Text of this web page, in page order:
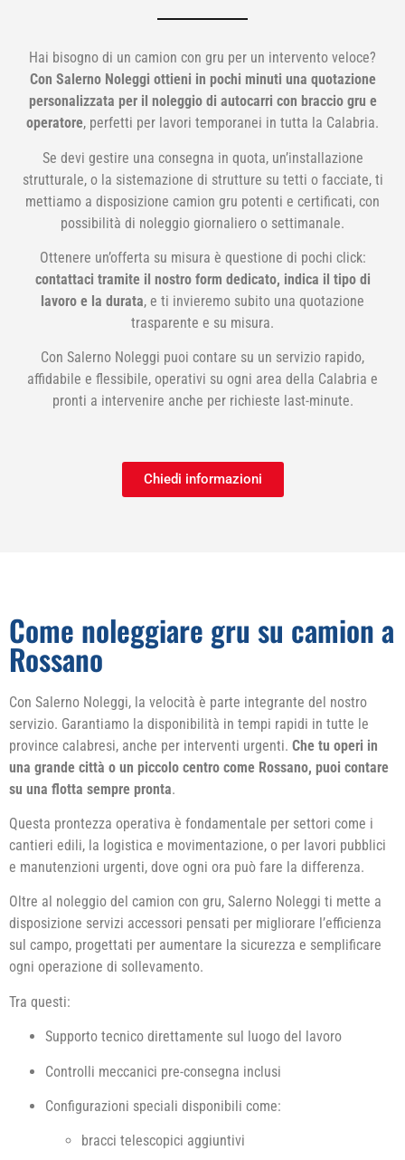
Hai bisogno di un camion con gru per un intervento veloce?
Con Salerno Noleggi ottieni in pochi minuti una quotazione
personalizzata per il noleggio di autocarri con braccio gru e
operatore, perfetti per lavori temporanei in tutta la Calabria.
Se devi gestire una consegna in quota, un’installazione
strutturale, o la sistemazione di strutture su tetti o facciate, ti
mettiamo a disposizione camion gru potenti e certificati, con
possibilità di noleggio giornaliero o settimanale.
Ottenere un’offerta su misura è questione di pochi click:
contattaci tramite il nostro form dedicato, indica il tipo di
lavoro e la durata, e ti invieremo subito una quotazione
trasparente e su misura.
Con Salerno Noleggi puoi contare su un servizio rapido,
affidabile e flessibile, operativi su ogni area della Calabria e
pronti a intervenire anche per richieste last-minute.
Chiedi informazioni
Come noleggiare gru su camion a
Rossano
Con Salerno Noleggi, la velocità è parte integrante del nostro
servizio. Garantiamo la disponibilità in tempi rapidi in tutte le
province calabresi, anche per interventi urgenti. Che tu operi in
una grande città o un piccolo centro come Rossano, puoi contare
su una flotta sempre pronta.
Questa prontezza operativa è fondamentale per settori come i
cantieri edili, la logistica e movimentazione, o per lavori pubblici
e manutenzioni urgenti, dove ogni ora può fare la differenza.
Oltre al noleggio del camion con gru, Salerno Noleggi ti mette a
disposizione servizi accessori pensati per migliorare l’efficienza
sul campo, progettati per aumentare la sicurezza e semplificare
ogni operazione di sollevamento.
Tra questi:
Supporto tecnico direttamente sul luogo del lavoro
Controlli meccanici pre-consegna inclusi
Configurazioni speciali disponibili come:
bracci telescopici aggiuntivi